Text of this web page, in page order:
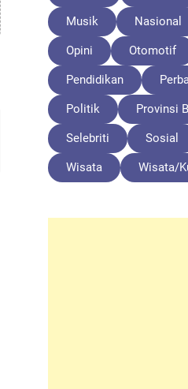
Musik Nasional
Opini Otomotif
Pendidikan
Politik Provinsi
Selebriti Sosial
Wisata Wisata/